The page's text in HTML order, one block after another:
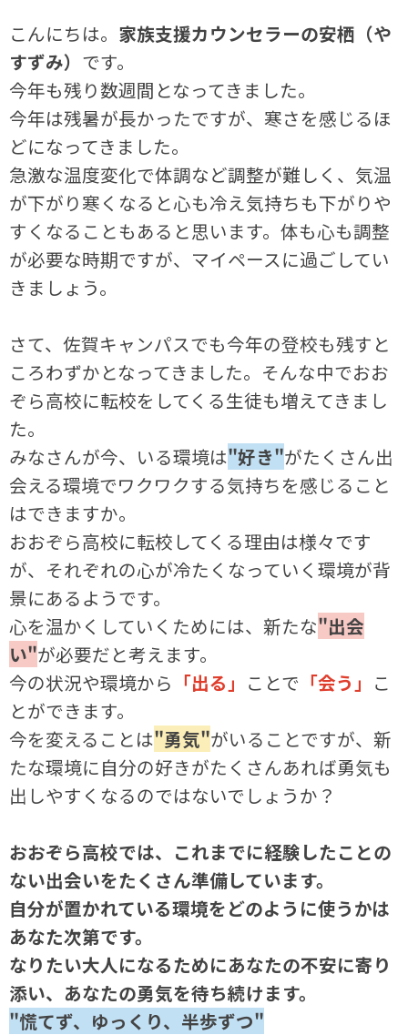
こんにちは。 家族支援カウンセラーの安栖（や
すずみ） です。
今年も残り数週間となってきました。
今年は残暑が長かったですが、寒さを感じるほ
どになってきました。
急激な温度変化で体調など調整が難しく、気温
が下がり寒くなると心も冷え気持ちも下がりや
すくなることもあると思います。体も心も調整
が必要な時期ですが、マイペースに過ごしてい
きましょう。
さて、佐賀キャンパスでも今年の登校も残すと
ころわずかとなってきました。そんな中でおお
ぞら高校に転校をしてくる生徒も増えてきまし
た。
みなさんが今、いる環境は"好き"がたくさん出
会える環境でワクワクする気持ちを感じること
はできますか。
おおぞら高校に転校してくる理由は様々です
が、それぞれの心が冷たくなっていく環境が背
景にあるようです。
心を温かくしていくためには、新たな"出会
い"が必要だと考えます。
今の状況や環境から 「出る」 ことで 「会う」 こ
とができます。
今を変えることは"勇気"がいることですが、新
たな環境に自分の好きがたくさんあれば勇気も
出しやすくなるのではないでしょうか？
おおぞら高校では、これまでに経験したことの
ない出会いをたくさん準備しています。
自分が置かれている環境をどのように使うかは
あなた次第です。
なりたい大人になるためにあなたの不安に寄り
添い、あなたの勇気を待ち続けます。
"慌てず、ゆっくり、半歩ずつ"